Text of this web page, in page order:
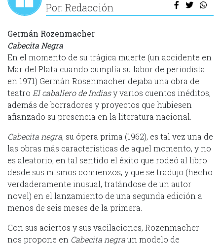
Por: Redacción
Germán Rozenmacher
Cabecita Negra
En el momento de su trágica muerte (un accidente en
Mar del Plata cuando cumplía su labor de periodista
en 1971) Germán Rosenmacher dejaba una obra de
teatro El caballero de Indiasy varios cuentos inéditos,
además de borradores y proyectos que hubiesen
afianzado su presencia en la literatura nacional.
Cabecita negra, su ópera prima (1962), es tal vez una de
las obras más características de aquel momento, y no
es aleatorio, en tal sentido el éxito que rodeó al libro
desde sus mismos comienzos, y que se tradujo (hecho
verdaderamente inusual, tratándose de un autor
novel) en el lanzamiento de una segunda edición a
menos de seis meses de la primera.
Con sus aciertos y sus vacilaciones, Rozenmacher
nos propone en Cabecita negraun modelo de